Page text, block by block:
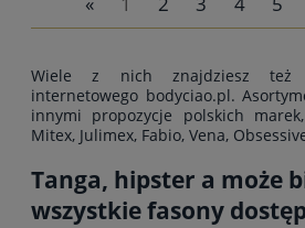
Wiele z nich znajdziesz też
internetowego bodyciao.pl.
innymi propozycje polskich
Mitex, Julimex, Fabio, Vena,
Tanga, hipster a może
wszystkie fasony